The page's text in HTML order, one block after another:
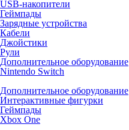
USB-накопители
Геймпады
Зарядные устройства
Кабели
Джойстики
Рули
Дополнительное оборудование
Nintendo Switch
Дополнительное оборудование
Интерактивные фигурки
Геймпады
Xbox One